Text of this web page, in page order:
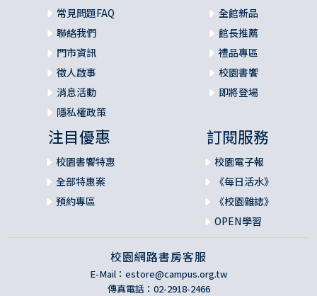
常見問題FAQ
聯絡我們
門市資訊
徵人啟事
消息活動
隱私權政策
全館新品
館長推薦
禮品專區
校園書饗
即將登場
注目優惠
校園書饗特惠
全部特惠案
預約專區
訂閱服務
校園電子報
《每日活水》
《校園雜誌》
OPEN學習
校園網路書房客服
E-Mail： estore@campus.org.tw
傳真電話：02-2918-2466